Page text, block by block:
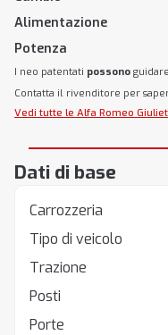
Alimentazione
Potenza
I neo patentati possono
Contatta il rivenditore per
Vedi tutte le Alfa Romeo
Dati di base
Carrozzeria
Tipo di veicolo
Trazione
Posti
Porte